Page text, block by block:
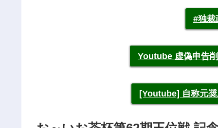
#独裁
Youtube 虚偽申告
[Youtube] 自称元